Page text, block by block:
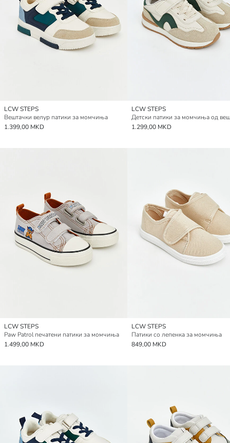
LCW STEPS
Вештачки велур патики за момчиња
1.399,00 MKD
LCW STEPS
1.299,00 MKD
LCW STEPS
Paw Patrol печатени патики за момчиња
1.499,00 MKD
LCW STEPS
Патики со лепенка за момчиња
849,00 MKD